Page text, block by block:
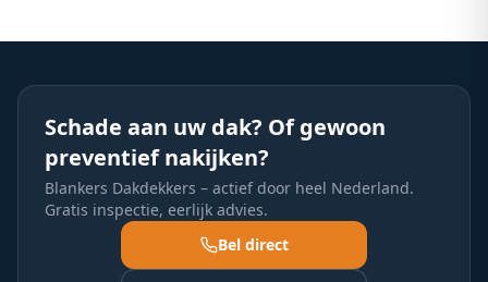
Schade aan uw dak? Of gewoon
preventief nakijken?
Blankers Dakdekkers – actief door heel Nederland.
Gratis inspectie, eerlijk advies.
Bel direct